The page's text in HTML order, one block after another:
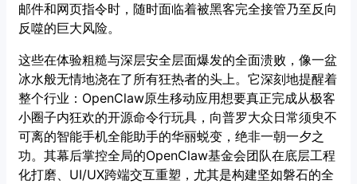
邮件和网页指令时，随时面临着被黑客完全接管乃至反向
反噬的巨大风险。
这些在体验粗糙与深层安全层面爆发的全面溃败，像一盆
冰水般无情地浇在了所有狂热者的头上。它深刻地提醒着
整个行业：OpenClaw原生移动应用想要真正完成从极客
小圈子内狂欢的开源命令行玩具，向普罗大众日常须臾不
可离的智能手机全能助手的华丽蜕变，绝非一朝一夕之
功。其幕后掌控全局的OpenClaw基金会团队在底层工程
化打磨、UI/UX跨端交互重塑，尤其是构建坚如磐石的全